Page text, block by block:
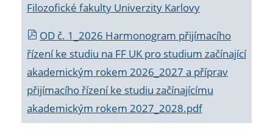
Filozofické fakulty Univerzity Karlovy
OD č. 1_2026 Harmonogram přijímacího
řízení ke studiu na FF UK pro studium začínající
akademickým rokem 2026_2027 a příprav
přijímacího řízení ke studiu začínajícímu
akademickým rokem 2027_2028.pdf